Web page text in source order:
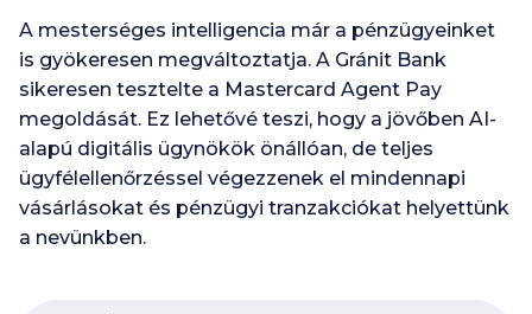
A mesterséges intelligencia már a pénzügyeinket
is gyökeresen megváltoztatja. A Gránit Bank
sikeresen tesztelte a Mastercard Agent Pay
megoldását. Ez lehetővé teszi, hogy a jövőben AI-
alapú digitális ügynökök önállóan, de teljes
ügyfélellenőrzéssel végezzenek el mindennapi
vásárlásokat és pénzügyi tranzakciókat helyettünk
a nevünkben.